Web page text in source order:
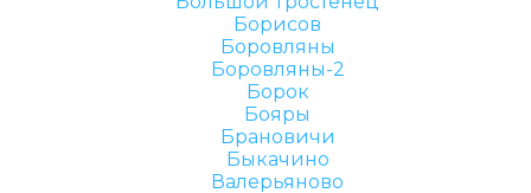
Борисов
Боровляны
Боровляны-2
Борок
Бояры
Брановичи
Быкачино
Валерьяново